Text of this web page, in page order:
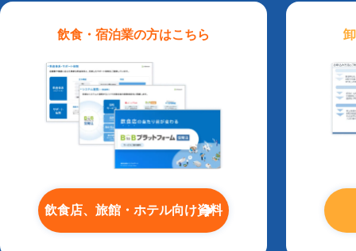
飲食・宿泊業の方はこちら
飲食店、旅館・ホテル向け資料